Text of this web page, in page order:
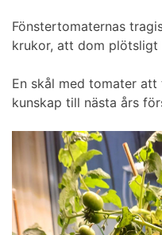
Fönstertomaternas
krukor, att dom plötsligt
En skål med tomater
kunskap till nästa års